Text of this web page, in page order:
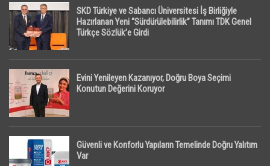
SKD Türkiye ve Sabancı Üniversitesi İş Birliğiyle
Hazırlanan Yeni “Sürdürülebilirlik” Tanımı TDK Genel
Türkçe Sözlük’e Girdi
Evini Yenileyen Kazanıyor, Doğru Boya Seçimi
Konutun Değerini Koruyor
Güvenli ve Konforlu Yapıların Temelinde Doğru Yalıtım
Var